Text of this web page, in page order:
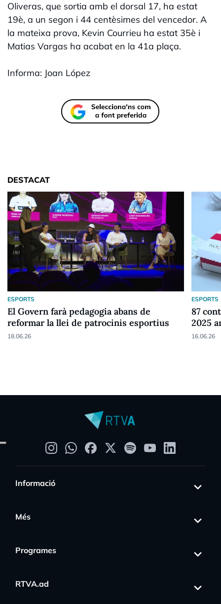
Oliveras, que sortia amb el dorsal 17, ha estat
19è, a un segon i 44 centèsimes del vencedor. A
la mateixa prova, Kevin Courrieu ha estat 35è i
Matias Vargas ha acabat en la 41a plaça.
Informa: Joan López
DESTACAT
ESPORTS
El Govern farà pedagogia abans de
reformar la llei de patrocinis esportius
18.06.26
ESPORTS
87
2025
16.06.26
Informació
Més
Programes
RTVA.ad